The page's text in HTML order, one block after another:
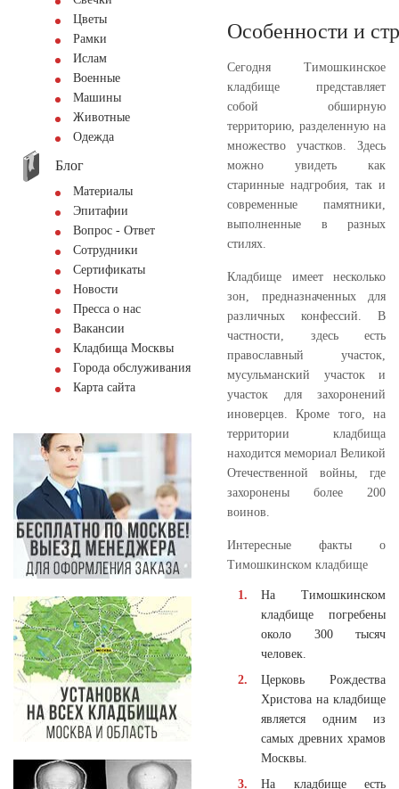
Цветы
Рамки
Ислам
Военные
Машины
Животные
Одежда
Блог
Материалы
Эпитафии
Вопрос - Ответ
Сотрудники
Сертификаты
Новости
Пресса о нас
Вакансии
Кладбища Москвы
Города обслуживания
Карта сайта
Особенности и
Сегодня Тимошкинское
кладбище представляет
собой обширную
территорию, разделенную на
множество участков. Здесь
можно увидеть как
старинные надгробия, так и
современные памятники,
выполненные в разных
стилях.
Кладбище имеет несколько
зон, предназначенных для
различных конфессий. В
частности, здесь есть
православный участок,
мусульманский участок и
участок для захоронений
иноверцев. Кроме того, на
территории кладбища
находится мемориал Великой
Отечественной войны, где
захоронены более 200
воинов.
Интересные факты о
Тимошкинском кладбище
На Тимошкинском
кладбище погребены
около 300 тысяч
человек.
Церковь Рождества
Христова на кладбище
является одним из
самых древних храмов
Москвы.
На кладбище есть